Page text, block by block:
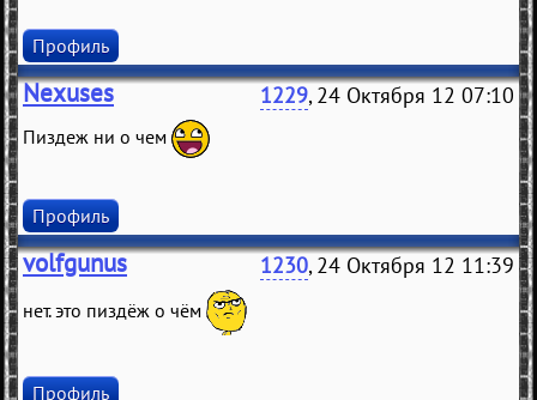
Профиль
Nexuses 1229, 24 Октября 12 07:10
Пиздеж ни о чем
Профиль
volfgunus 1230, 24 Октября 12 11:39
нет. это пиздёж о чём
Профиль